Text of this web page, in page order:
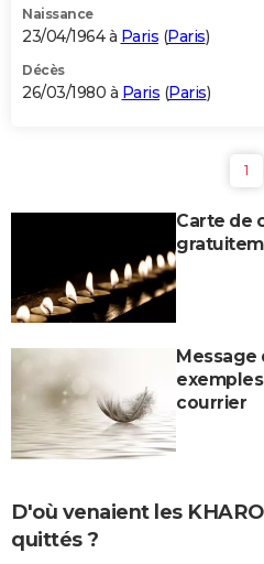
Naissance
23/04/1964 à Paris (Paris)
Décès
26/03/1980 à Paris (Paris)
1
Carte de
Message
courrier
D'où venaient les
quittés ?